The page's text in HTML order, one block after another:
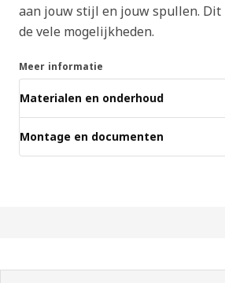
aan jouw stijl en jouw spullen. Dit
de vele mogelijkheden.
Meer informatie
Materialen en onderhoud
Montage en documenten